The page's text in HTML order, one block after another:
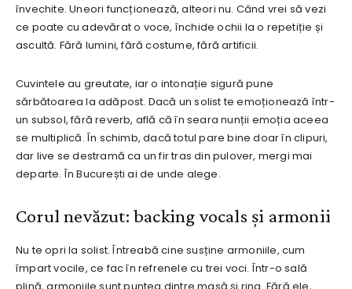
învechite. Uneori funcționează, alteori nu. Când vrei să vezi
ce poate cu adevărat o voce, închide ochii la o repetiție și
ascultă. Fără lumini, fără costume, fără artificii.
Cuvintele au greutate, iar o intonație sigură pune
sărbătoarea la adăpost. Dacă un solist te emoționează într-
un subsol, fără reverb, află că în seara nunții emoția aceea
se multiplică. În schimb, dacă totul pare bine doar în clipuri,
dar live se destramă ca un fir tras din pulover, mergi mai
departe. În București ai de unde alege.
Corul nevăzut: backing vocals și armonii
Nu te opri la solist. Întreabă cine susține armoniile, cum
împart vocile, ce fac în refrenele cu trei voci. Într-o sală
plină, armoniile sunt puntea dintre masă și ring. Fără ele,